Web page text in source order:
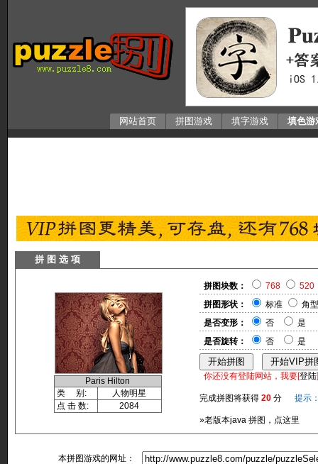
网站首页 拼图游戏 填字游戏 填色游
拼 图 选 项
Paris Hilton
类 别:
人物明星
点 击 数:
2084
拼图块数： 768
520
拼图形状：
标准
角型
是否变形：
否
是
是否旋转：
否 是
你还没有登陆网站，我要[登陆
完成拼图将获得 20 分 提示
»老版本java 拼图，点这里
本拼图游戏的网址：